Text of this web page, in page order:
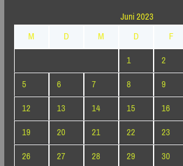
Juni 2023
M
D M D F
1
2
5
6 7 8 9
12
13 14 15 16
19
20 21 22 23
26
27 28 29
30